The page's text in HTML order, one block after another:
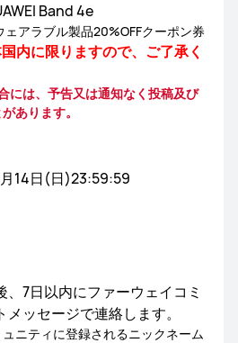
Band 4e
アラブル製品20%OFFクーポン券
内に限りますので、ご了承く
には、予告又は通知なく投稿及び
あります。
14日(日)23:59:59
7日以内にファーウェイコミ
ッセージで連絡します。
ニティに登録されるニックネーム